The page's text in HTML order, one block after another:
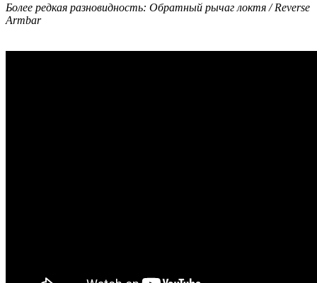
Более редкая разновидность: Обратный рычаг локтя / Reverse
Armbar